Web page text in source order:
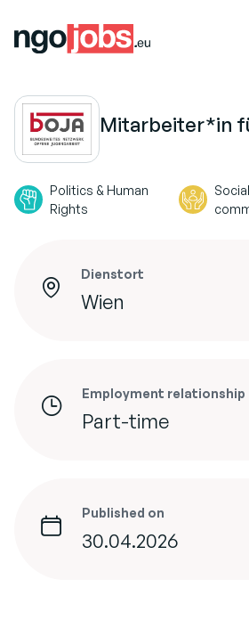
Mitarbeiter*in
Politics & Human
Rights
Dienstort
Wien
Employment relationship
Part-time
Published on
30.04.2026